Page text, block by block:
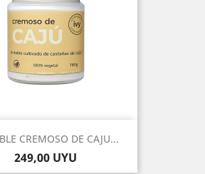
CREMOSO DE CAJU...
Precio
249,00 UYU